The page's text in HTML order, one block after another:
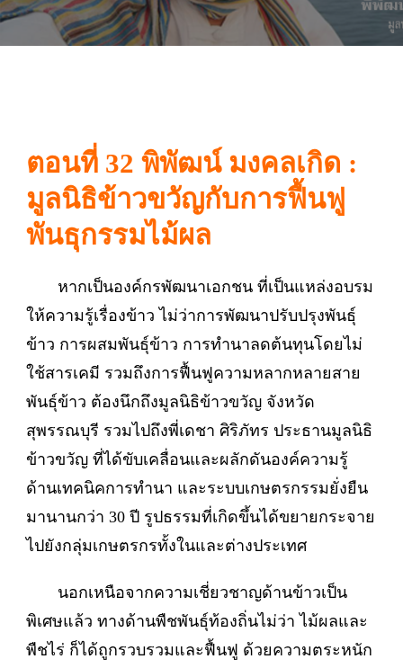
ตอนที่ 32 พิพัฒน์ มงคลเกิด :
มูลนิธิข้าวขวัญกับการฟื้นฟู
พันธุกรรมไม้ผล
หากเป็นองค์กรพัฒนาเอกชน ที่เป็นแหล่งอบรม
ให้ความรู้เรื่องข้าว ไม่ว่าการพัฒนาปรับปรุงพันธุ์
ข้าว การผสมพันธุ์ข้าว การทำนาลดต้นทุนโดยไม่
ใช้สารเคมี รวมถึงการฟื้นฟูความหลากหลายสาย
พันธุ์ข้าว ต้องนึกถึงมูลนิธิข้าวขวัญ จังหวัด
สุพรรณบุรี รวมไปถึงพี่เดชา ศิริภัทร ประธานมูลนิธิ
ข้าวขวัญ ที่ได้ขับเคลื่อนและผลักดันองค์ความรู้
ด้านเทคนิคการทำนา และระบบเกษตรกรรมยั่งยืน
มานานกว่า 30 ปี รูปธรรมที่เกิดขึ้นได้ขยายกระจาย
ไปยังกลุ่มเกษตรกรทั้งในและต่างประเทศ
นอกเหนือจากความเชี่ยวชาญด้านข้าวเป็น
พิเศษแล้ว ทางด้านพืชพันธุ์ท้องถิ่นไม่ว่า ไม้ผลและ
พืชไร่ ก็ได้ถูกรวบรวมและฟื้นฟู ด้วยความตระหนัก